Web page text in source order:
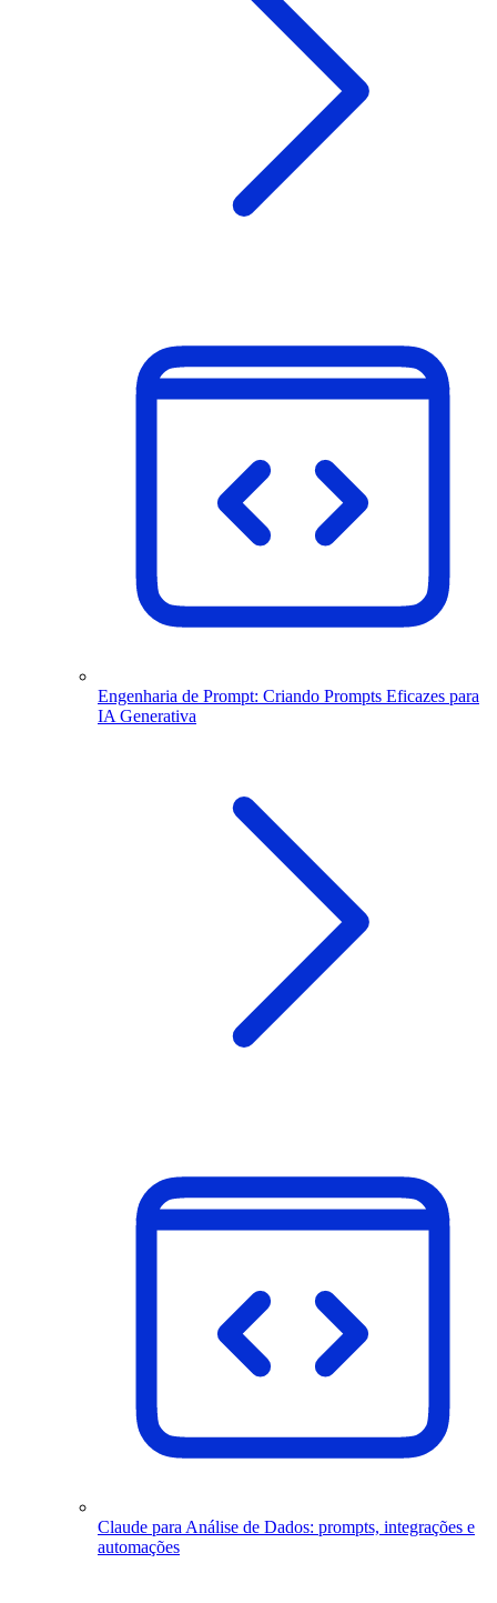
Engenharia de Prompt: Criando Prompts Eficazes para
IA Generativa
Claude para Análise de Dados: prompts, integrações e
automações